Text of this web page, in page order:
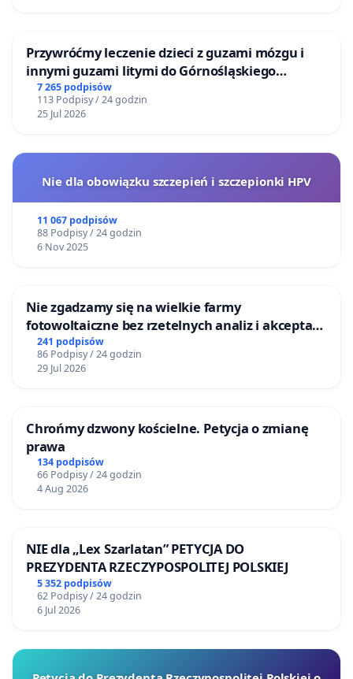
Przywróćmy leczenie dzieci z guzami mózgu i
innymi guzami litymi do Górnośląskiego
Centrum Zdrowia Dziecka w Katowicach
7 265 podpisów
113 Podpisy / 24 godzin
25 Jul 2026
Nie dla obowiązku szczepień i szczepionki HPV
11 067 podpisów
88 Podpisy / 24 godzin
6 Nov 2025
Nie zgadzamy się na wielkie farmy
fotowoltaiczne bez rzetelnych analiz i akceptacji
mieszkańców
241 podpisów
86 Podpisy / 24 godzin
29 Jul 2026
Chrońmy dzwony kościelne. Petycja o zmianę
prawa
134 podpisów
66 Podpisy / 24 godzin
4 Aug 2026
NIE dla „Lex Szarlatan” PETYCJA DO
PREZYDENTA RZECZYPOSPOLITEJ POLSKIEJ
5 352 podpisów
62 Podpisy / 24 godzin
6 Jul 2026